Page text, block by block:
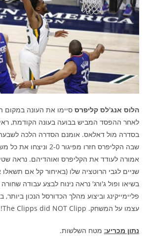
הלוס אנג'לס קליפרססיימו את העונה במקום
לאחר ההפסד המביש בבועה בעונה הקודמת, ראינו
בסדרה מול דאלאס. אומנם הסדרה הלכה
שבה הקליפרס חזרו מפיגור 2-
אמורה לעודד את הקליפרס ואוהדיהם. נראה
שניים לגבי הרוטציה שלו (באיחור קל אם תשאלו
בשיאו ופול ג'ורג' נראה נינוח לבצע עבודה
פליימייקינג וביצוע מהלך הכדורסל הנכון
עצמו על המשחק. The Clipps did NOT Clipp!
נתון מכריע: מטח השלשות.